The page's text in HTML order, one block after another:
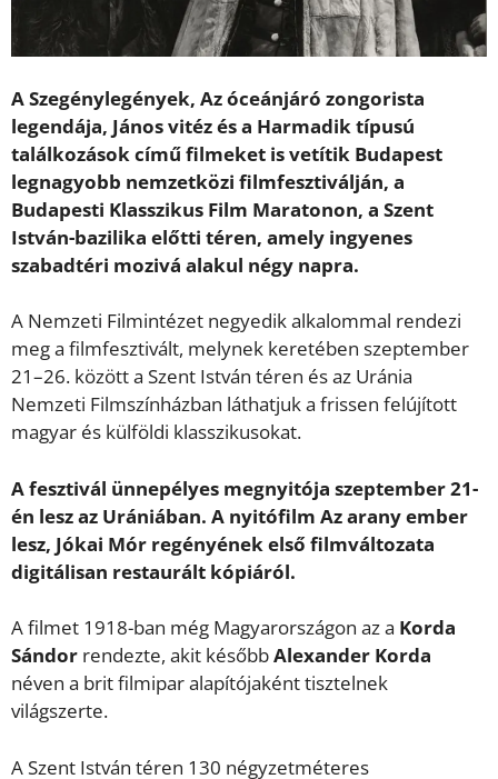
A Szegénylegények, Az óceánjáró zongorista
legendája, János vitéz és a Harmadik típusú
találkozások című filmeket is vetítik Budapest
legnagyobb nemzetközi filmfesztiválján, a
Budapesti Klasszikus Film Maratonon, a Szent
István-bazilika előtti téren, amely ingyenes
szabadtéri mozivá alakul négy napra.
A Nemzeti Filmintézet negyedik alkalommal rendezi
meg a filmfesztivált, melynek keretében szeptember
21–26. között a Szent István téren és az Uránia
Nemzeti Filmszínházban láthatjuk a frissen felújított
magyar és külföldi klasszikusokat.
A fesztivál ünnepélyes megnyitója szeptember 21-
én lesz az Urániában. A nyitófilm Az arany ember
lesz, Jókai Mór regényének első filmváltozata
digitálisan restaurált kópiáról.
A filmet 1918-ban még Magyarországon az a Korda
Sándor rendezte, akit későbbAlexander Korda
néven a brit filmipar alapítójaként tisztelnek
világszerte.
A Szent István téren 130 négyzetméteres